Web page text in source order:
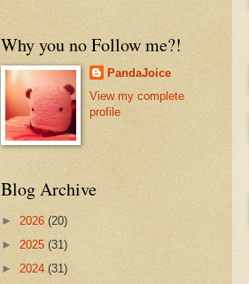
Why you no Follow me?!
PandaJoice
View my complete
profile
Blog Archive
► 2026 (20)
► 2025 (31)
► 2024 (31)